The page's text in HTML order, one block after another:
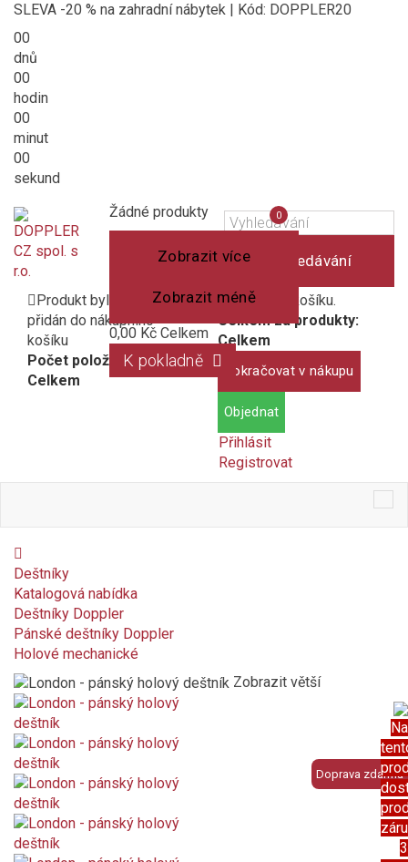
SLEVA -20 % na zahradní nábytek | Kód: DOPPLER20
00
dnů
00
hodin
00
minut
00
sekund
Vyhledávání
Košík
(prázdný)
Žádné produkty
Zobrazit více
Zobrazit méně
0,00 Kč Celkem
K pokladně
Produkt byl úspěšně
přidán do nákupního
košíku
Počet položek:
Celkem
1 produkt v košíku.
Celkem za produkty:
Celkem
Pokračovat v nákupu
Objednat
Přihlásit
Registrovat
Porovnání
produktů
0
Deštníky
Katalogová nabídka
Deštníky Doppler
Pánské deštníky Doppler
Holové mechanické
Doprava zdarma
Na
3
Zobrazit větší